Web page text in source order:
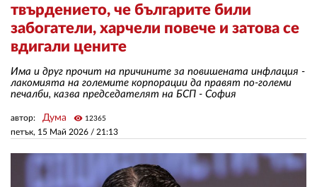
твърдението, че българите били
забогатели, харчели повече и затова се
вдигали цените
Има и друг прочит на причините за повишената инфлация -
лакомията на големите корпорации да правят по-големи
печалби, казва председателят на БСП - София
петък, 15 Май 2026 / 21:13
автор: Дума visibility 12365
АВТОРИ
РЕДАКЦИЯ
РЕКЛАМА
АБОНАМЕНТ